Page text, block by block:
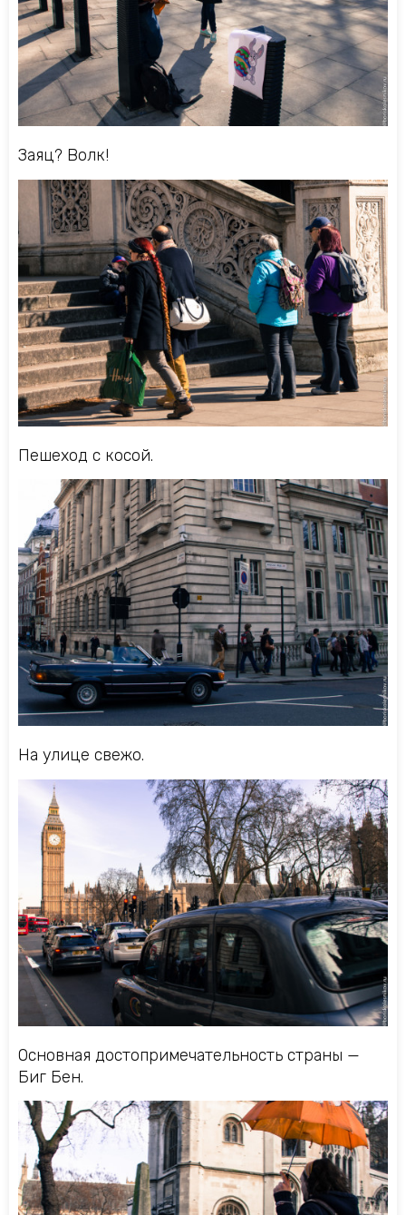
Заяц? Волк!
Пешеход с косой.
На улице свежо.
Основная достопримечательность страны —
Биг Бен.